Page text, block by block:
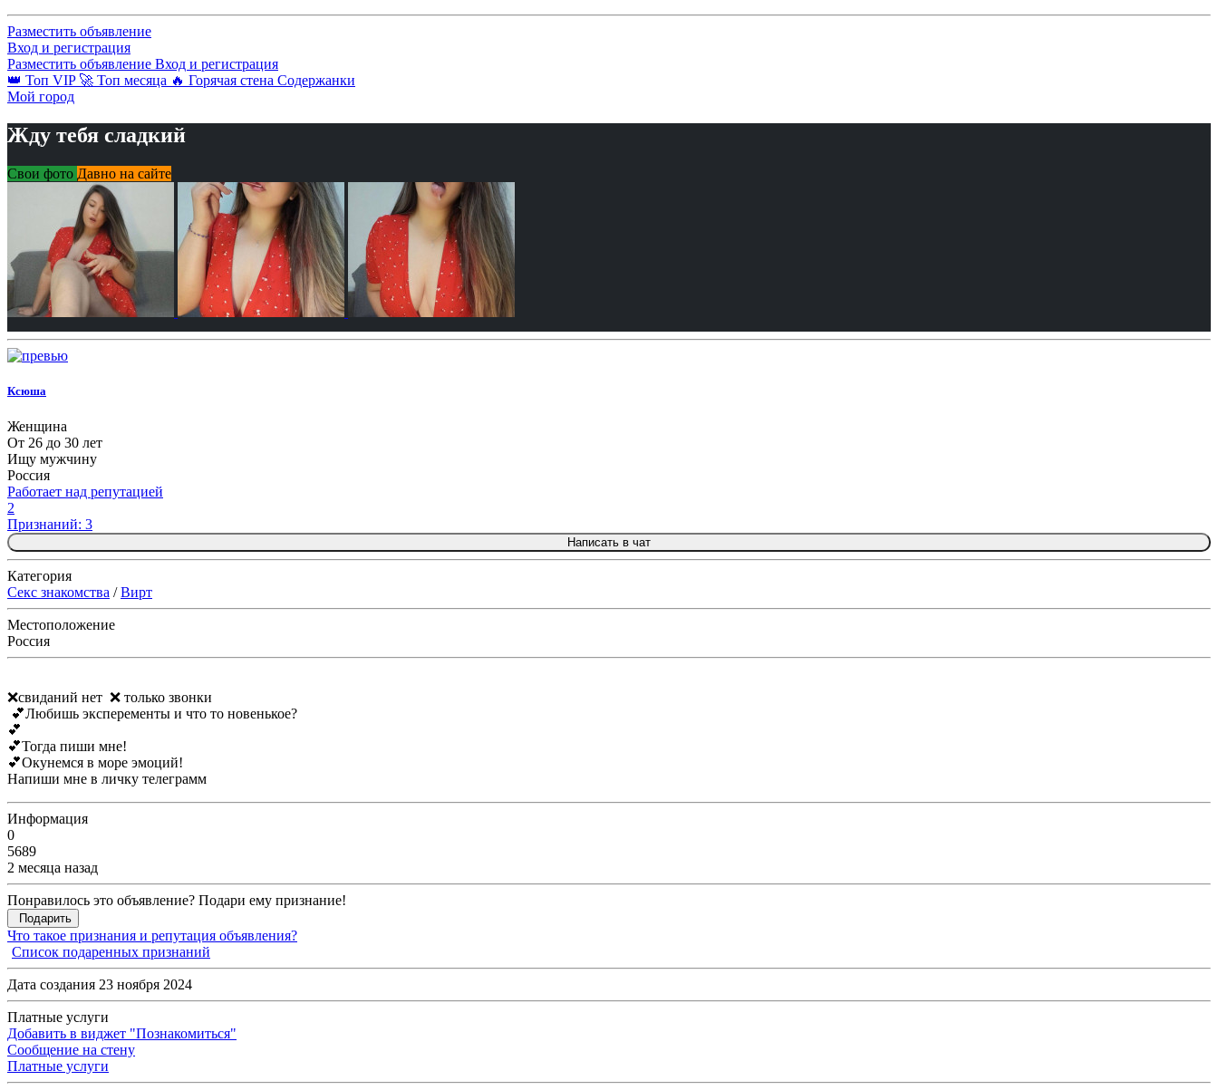
Разместить объявление
Вход и регистрация
Разместить объявление Вход и регистрация
👑 Топ VIP 🚀 Топ месяца 🔥 Горячая стена Содержанки
Мой город
Жду тебя сладкий
Свои фото Давно на сайте
Ксюша
Женщина
От 26 до 30 лет
Ищу мужчину
Россия
Работает над репутацией
2
Признаний: 3
Написать в чат
Категория
Секс знакомства /Вирт
Местоположение
Россия
❌свиданий нет ❌ только звонки
💕Любишь эксперементы и что то новенькое?
💕
💕Тогда пиши мне!
💕Окунемся в море эмоций!
Напиши мне в личку телеграмм
Информация
0
5689
2 месяца назад
Понравилось это объявление? Подари ему признание!
Подарить
Что такое признания и репутация объявления?
Список подаренных признаний
Дата создания 23 ноября 2024
Платные услуги
Добавить в виджет "Познакомиться"
Сообщение на стену
Платные услуги